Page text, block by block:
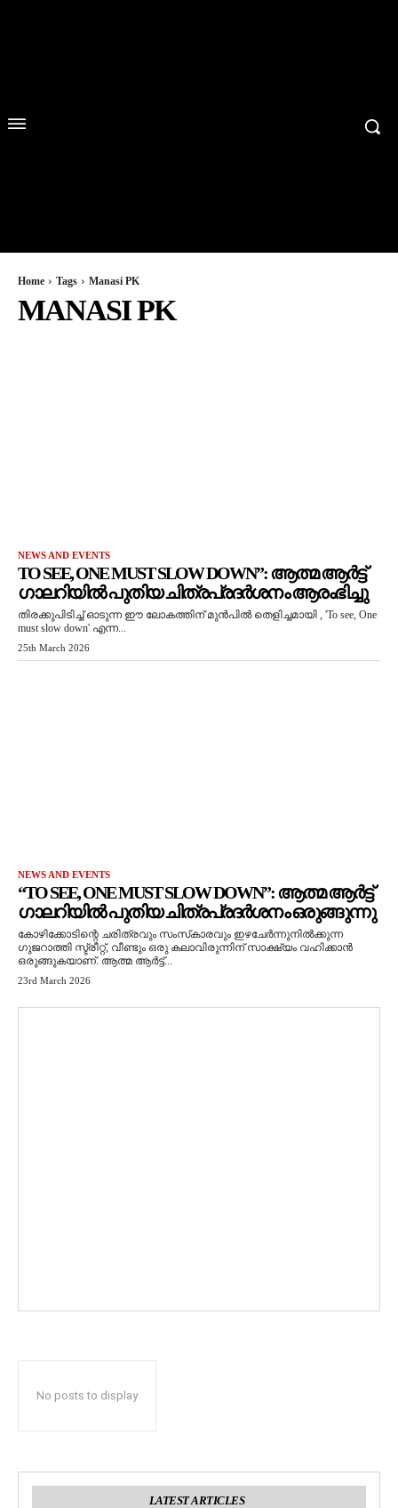
Home Tags Manasi PK
MANASI PK
NEWS AND EVENTS
TO SEE, ONE MUST SLOW DOWN”: ആത്മ ആർട്ട്
ഗാലറിയിൽ പുതിയ ചിത്രപ്രദർശനം ആരംഭിച്ചു
തിരക്കുപിടിച്ച് ഓടുന്ന ഈ ലോകത്തിന് മുൻപിൽ തെളിച്ചമായി , 'To see, One
must slow down' എന്ന...
25th March 2026
NEWS AND EVENTS
“TO SEE, ONE MUST SLOW DOWN”: ആത്മ ആർട്ട്
ഗാലറിയിൽ പുതിയ ചിത്രപ്രദർശനം ഒരുങ്ങുന്നു
കോഴിക്കോടിന്റെ ചരിത്രവും സംസ്‌കാരവും ഇഴചേർന്നുനിൽക്കുന്ന
ഗുജറാത്തി സ്ട്രീറ്റ്, വീണ്ടും ഒരു കലാവിരുന്നിന് സാക്ഷ്യം വഹിക്കാൻ
ഒരുങ്ങുകയാണ്. ആത്മ ആർട്ട്...
23rd March 2026
No posts to display
LATEST ARTICLES